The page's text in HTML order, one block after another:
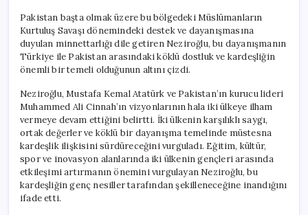
Pakistan başta olmak üzere bu bölgedeki Müslümanların
Kurtuluş Savaşı dönemindeki destek ve dayanışmasına
duyulan minnettarlığı dile getiren Neziroğlu, bu dayanışmanın
Türkiye ile Pakistan arasındaki köklü dostluk ve kardeşliğin
önemli bir temeli olduğunun altını çizdi.
Neziroğlu, Mustafa Kemal Atatürk ve Pakistan’ın kurucu lideri
Muhammed Ali Cinnah’ın vizyonlarının hala iki ülkeye ilham
vermeye devam ettiğini belirtti. İki ülkenin karşılıklı saygı,
ortak değerler ve köklü bir dayanışma temelinde müstesna
kardeşlik ilişkisini sürdüreceğini vurguladı. Eğitim, kültür,
spor ve inovasyon alanlarında iki ülkenin gençleri arasında
etkileşimi artırmanın önemini vurgulayan Neziroğlu, bu
kardeşliğin genç nesiller tarafından şekilleneceğine inandığını
ifade etti.